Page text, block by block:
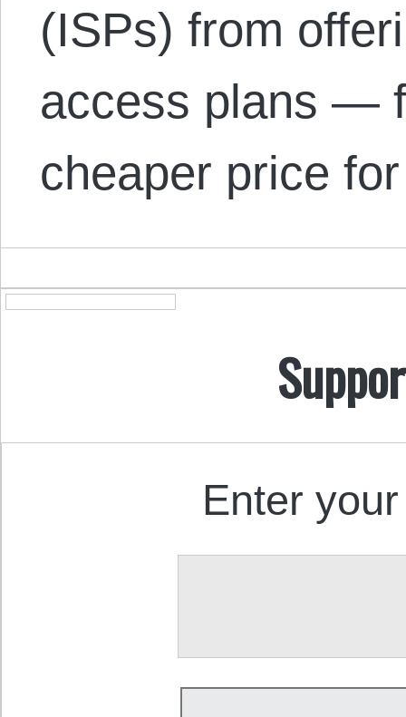
(ISPs) from
access plans —
cheaper price
Enter